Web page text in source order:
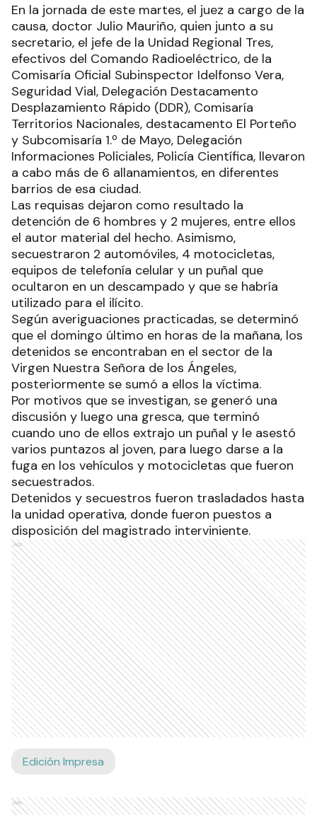
En la jornada de este martes, el juez a cargo de la
causa, doctor Julio Mauriño, quien junto a su
secretario, el jefe de la Unidad Regional Tres,
efectivos del Comando Radioeléctrico, de la
Comisaría Oficial Subinspector Idelfonso Vera,
Seguridad Vial, Delegación Destacamento
Desplazamiento Rápido (DDR), Comisaría
Territorios Nacionales, destacamento El Porteño
y Subcomisaría 1.º de Mayo, Delegación
Informaciones Policiales, Policía Científica, llevaron
a cabo más de 6 allanamientos, en diferentes
barrios de esa ciudad.
Las requisas dejaron como resultado la
detención de 6 hombres y 2 mujeres, entre ellos
el autor material del hecho. Asimismo,
secuestraron 2 automóviles, 4 motocicletas,
equipos de telefonía celular y un puñal que
ocultaron en un descampado y que se habría
utilizado para el ilícito.
Según averiguaciones practicadas, se determinó
que el domingo último en horas de la mañana, los
detenidos se encontraban en el sector de la
Virgen Nuestra Señora de los Ángeles,
posteriormente se sumó a ellos la víctima.
Por motivos que se investigan, se generó una
discusión y luego una gresca, que terminó
cuando uno de ellos extrajo un puñal y le asestó
varios puntazos al joven, para luego darse a la
fuga en los vehículos y motocicletas que fueron
secuestrados.
Detenidos y secuestros fueron trasladados hasta
la unidad operativa, donde fueron puestos a
disposición del magistrado interviniente.
Ads
Edición Impresa
Ads